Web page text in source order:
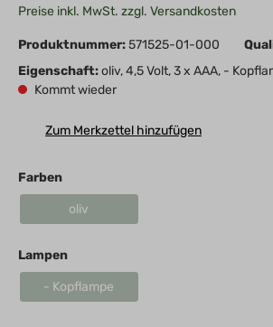
Preise inkl. MwSt. zzgl. Versandkosten
Produktnummer:571525-01-000
Eigenschaft:oliv, 4,5 Volt, 3 x AAA, -
Kommt wieder
Zum Merkzettel hinzufügen
Farben
oliv
Lampen
- Kopflampe